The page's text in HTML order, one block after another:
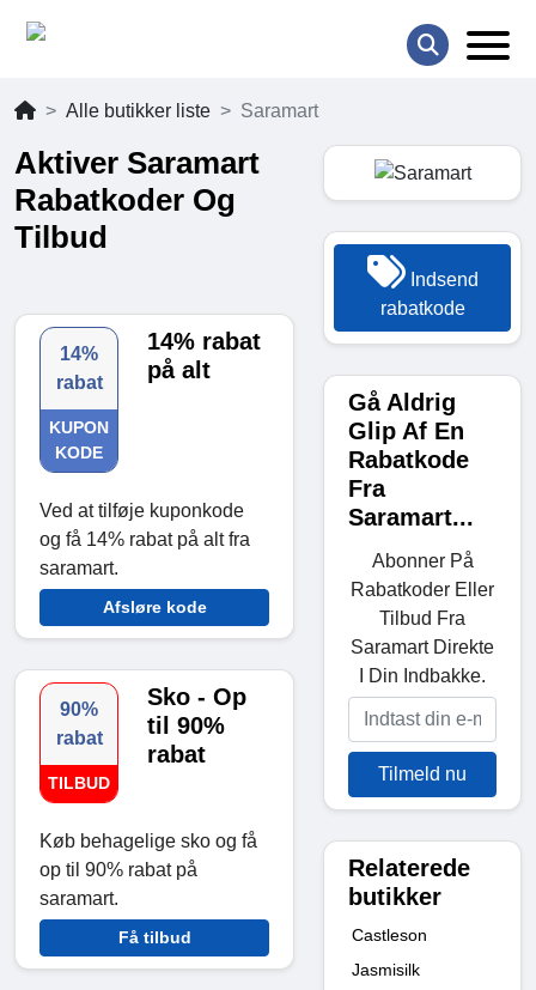
Alle butikker liste Saramart
Aktiver Saramart
Rabatkoder Og
Tilbud
14%
rabat
KUPON
KODE
14% rabat
på alt
Ved at tilføje kuponkode
og få 14% rabat på alt fra
saramart.
Afsløre kode
90%
rabat
TILBUD
Sko - Op
til 90%
rabat
Køb behagelige sko og få
op til 90% rabat på
saramart.
Få tilbud
Indsend
rabatkode
Gå Aldrig
Glip Af En
Rabatkode
Fra
Saramart...
Abonner På
Rabatkoder Eller
Tilbud Fra
Saramart Direkte
I Din Indbakke.
Tilmeld nu
Relaterede
butikker
Castleson
Jasmisilk